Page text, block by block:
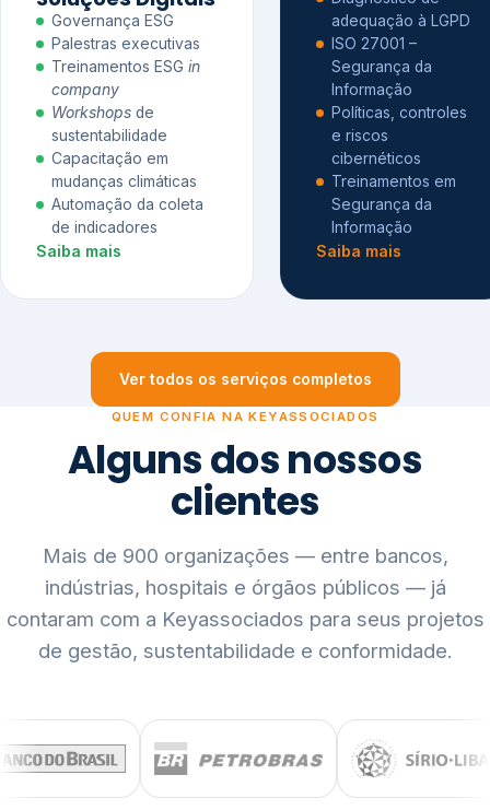
Governança ESG
Palestras executivas
Treinamentos ESG in
company
Workshops de
sustentabilidade
Capacitação em
mudanças climáticas
Automação da coleta
de indicadores
Saiba mais
adequação à LGPD
ISO 27001 –
Segurança da
Informação
Políticas, controles
e riscos
cibernéticos
Treinamentos em
Segurança da
Informação
Saiba mais
Ver todos os serviços completos
QUEM CONFIA NA KEYASSOCIADOS
Alguns dos nossos
clientes
Mais de 900 organizações — entre bancos,
indústrias, hospitais e órgãos públicos — já
contaram com a Keyassociados para seus projetos
de gestão, sustentabilidade e conformidade.